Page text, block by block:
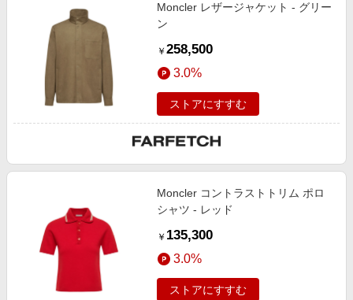
Moncler レザージャケット - グリー
ン
￥ 258,500
3.0%
ストアにすすむ
Moncler コントラストトリム ポロ
シャツ - レッド
￥ 135,300
3.0%
ストアにすすむ